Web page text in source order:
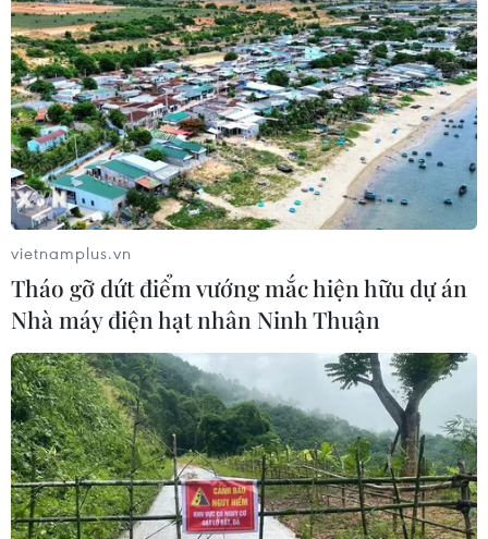
vietnamplus.vn
Tháo gỡ dứt điểm vướng mắc hiện hữu dự án
Nhà máy điện hạt nhân Ninh Thuận